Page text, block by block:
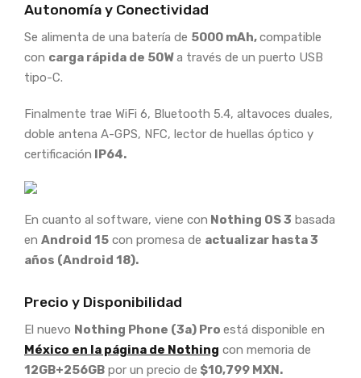
Autonomía y Conectividad
Se alimenta de una batería de 5000 mAh,compatible
con carga rápida de 50Wa través de un puerto USB
tipo-C.
Finalmente trae WiFi 6, Bluetooth 5.4, altavoces duales,
doble antena A-GPS, NFC, lector de huellas óptico y
certificación IP64.
En cuanto al software, viene con Nothing OS 3 basada
en Android 15 con promesa de actualizar hasta 3
años (Android 18).
Precio y Disponibilidad
El nuevo Nothing Phone (3a) Pro está disponible en
México en la página de Nothing con memoria de
12GB+256GB por un precio de $10,799 MXN.